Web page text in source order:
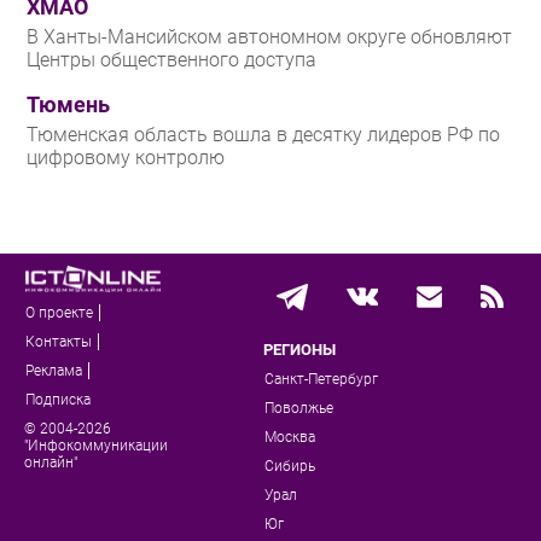
ХМАО
В Ханты-Мансийском автономном округе обновляют
Центры общественного доступа
Тюмень
Тюменская область вошла в десятку лидеров РФ по
цифровому контролю
О проекте
Контакты
Реклама
Подписка
© 2004-2026
"Инфокоммуникации
онлайн"
РЕГИОНЫ
Санкт-Петербург
Поволжье
Москва
Сибирь
Урал
Юг